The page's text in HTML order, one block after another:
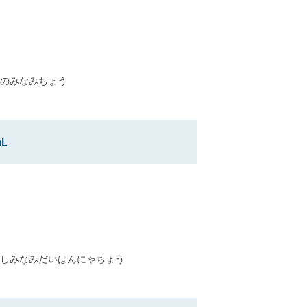
みなみちょう
みなみだいはんにゃちょう